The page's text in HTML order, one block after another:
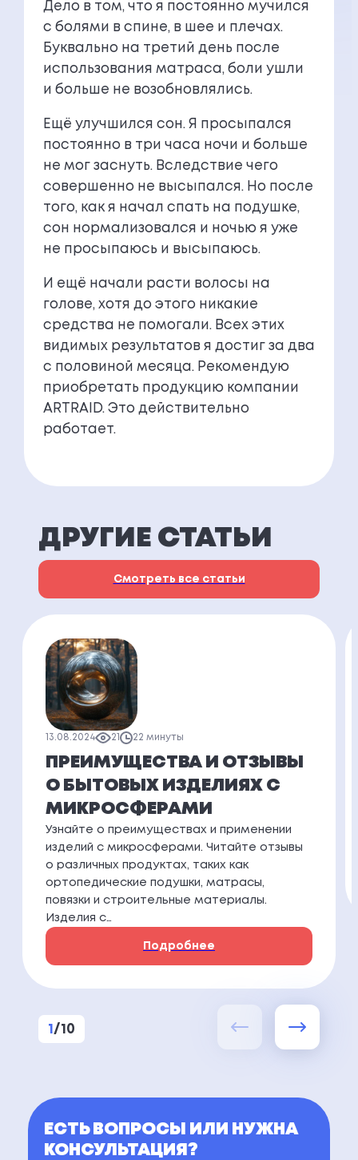
Дело в том, что я постоянно мучился
с болями в спине, в шее и плечах.
Буквально на третий день после
использования матраса, боли ушли
и больше не возобновлялись.
Ещё улучшился сон. Я просыпался
постоянно в три часа ночи и больше
не мог заснуть. Вследствие чего
совершенно не высыпался. Но после
того, как я начал спать на подушке,
сон нормализовался и ночью я уже
не просыпаюсь и высыпаюсь.
И ещё начали расти волосы на
голове, хотя до этого никакие
средства не помогали. Всех этих
видимых результатов я достиг за два
с половиной месяца. Рекомендую
приобретать продукцию компании
ARTRAID. Это действительно
работает.
ДРУГИЕ СТАТЬИ
Смотреть все статьи
13.08.2024 21 22 минуты
ПРЕИМУЩЕСТВА И ОТЗЫВЫ
О БЫТОВЫХ ИЗДЕЛИЯХ С
МИКРОСФЕРАМИ
Узнайте о преимуществах и применении
изделий с микросферами. Читайте отзывы
о различных продуктах, таких как
ортопедические подушки, матрасы,
повязки и строительные материалы.
Изделия с…
Подробнее
1 / 10
ЕСТЬ ВОПРОСЫ ИЛИ НУЖНА
КОНСУЛЬТАЦИЯ?